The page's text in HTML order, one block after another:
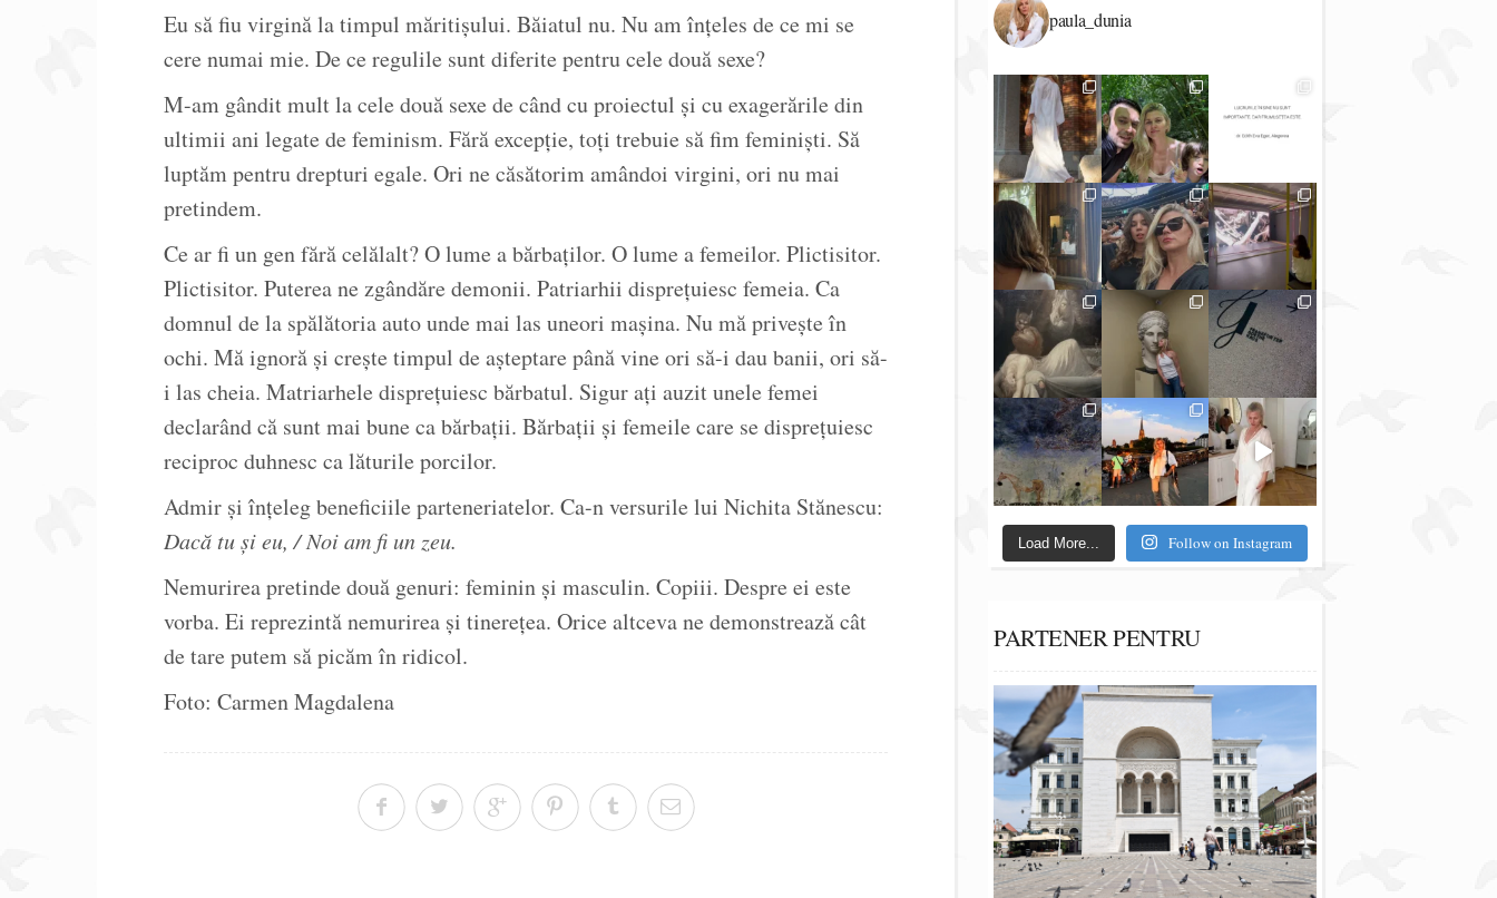
Eu să fiu virgină la timpul măritișului. Băiatul nu. Nu am înțeles de ce mi se
cere numai mie. De ce regulile sunt diferite pentru cele două sexe?
M-am gândit mult la cele două sexe de când cu proiectul și cu exagerările din
ultimii ani legate de feminism. Fără excepție, toți trebuie să fim feminiști. Să
luptăm pentru drepturi egale. Ori ne căsătorim amândoi virgini, ori nu mai
pretindem.
Ce ar fi un gen fără celălalt? O lume a bărbaților. O lume a femeilor. Plictisitor.
Plictisitor. Puterea ne zgândăre demonii. Patriarhii disprețuiesc femeia. Ca
domnul de la spălătoria auto unde mai las uneori mașina. Nu mă privește în
ochi. Mă ignoră și crește timpul de așteptare până vine ori să-i dau banii, ori să-
i las cheia. Matriarhele disprețuiesc bărbatul. Sigur ați auzit unele femei
declarând că sunt mai bune ca bărbații. Bărbații și femeile care se disprețuiesc
reciproc duhnesc ca lăturile porcilor.
Admir și înțeleg beneficiile parteneriatelor. Ca-n versurile lui Nichita Stănescu:
Dacă tu și eu, / Noi am fi un zeu.
Nemurirea pretinde două genuri: feminin și masculin. Copiii. Despre ei este
vorba. Ei reprezintă nemurirea și tinerețea. Orice altceva ne demonstrează cât
de tare putem să picăm în ridicol.
Foto: Carmen Magdalena
paula_dunia
Load More... Follow on Instagram
PARTENER PENTRU